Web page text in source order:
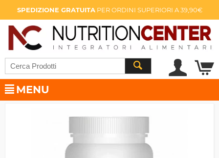
SPEDIZIONE GRATUITAPER ORDINI SUPERIORI A 39,90€
MENU